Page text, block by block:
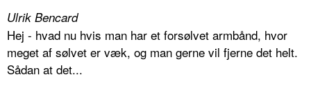
Ulrik Bencard
Hej - hvad nu hvis man har et forsølvet armbånd, hvor
meget af sølvet er væk, og man gerne vil fjerne det helt.
Sådan at det...